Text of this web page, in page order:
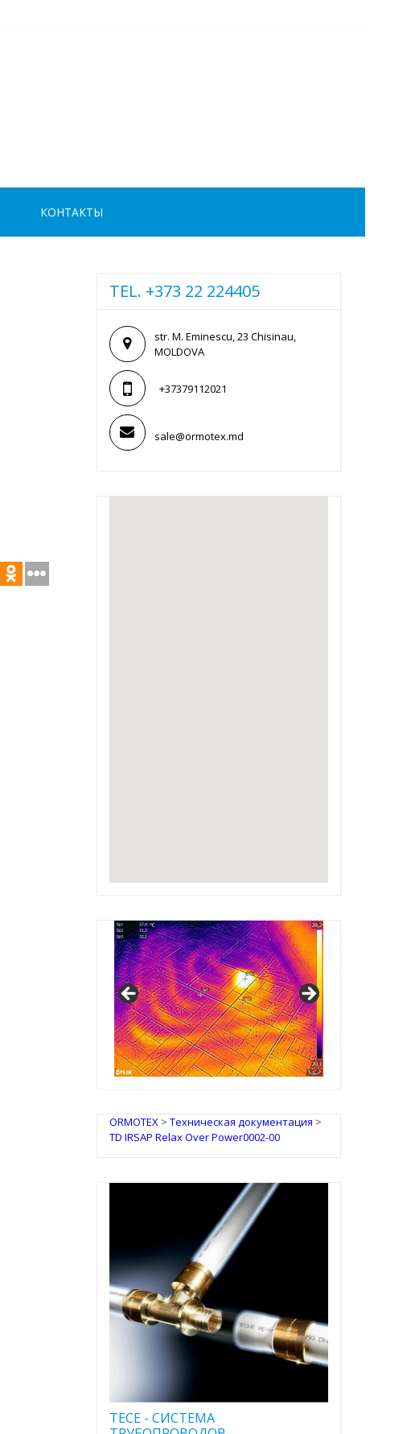
КОНТАКТЫ
TEL. +373 22 224405
str. M. Eminescu, 23 Chisinau,
MOLDOVA
+37379112021
sale@ormotex.md
IRSAP Design Radiators
ORMOTEX> Техническая документация >
TD IRSAP Relax Over Power0002-00
TECE - CИСТЕМА